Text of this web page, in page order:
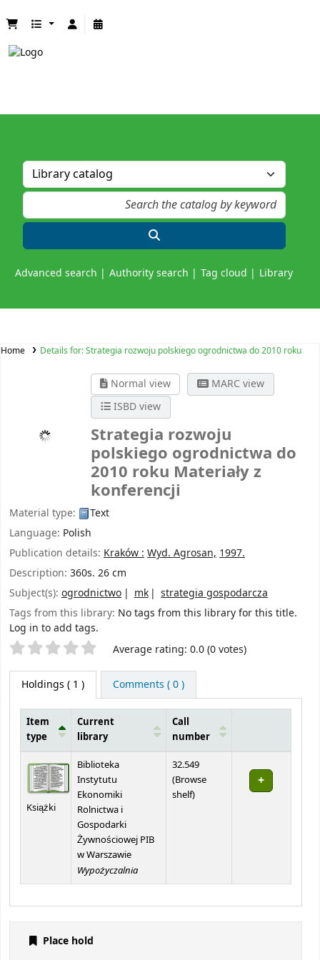
Advanced search Authority search Tag cloud Library
Home Details for:Strategia rozwoju polskiego ogrodnictwa do 2010 roku
Normal view
MARC view
ISBD view
Strategia rozwoju
polskiego ogrodnictwa do
2010 roku Materiały z
konferencji
Material type:
Text
Language: Polish
Publication details: Kraków : Wyd. Agrosan, 1997.
Description: 360s. 26 cm
Subject(s): ogrodnictwo mk
strategia gospodarcza
Tags from this library: No tags from this library for this title.
Log in to add tags.
Star ratings Average rating: 0.0 (0 votes)
Holdings ( 1 ) Comments ( 0 )
Item
type
Current
library
Call
number
Książki
Biblioteka
Instytutu
Ekonomiki
Rolnictwa i
Gospodarki
Żywnościowej PIB
w Warszawie
Wypożyczalnia
32.549
(Browse
shelf(Opens below)
)
Place hold